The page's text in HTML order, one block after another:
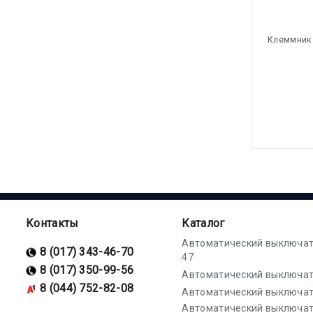
Клеммник
Контакты
8 (017) 343-46-70
8 (017) 350-99-56
8 (044) 752-82-08
Каталог
Автоматический
47
Автоматический
Автоматический
Автоматический